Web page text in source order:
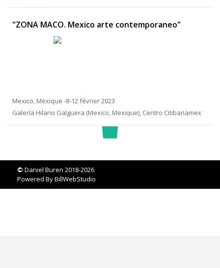
"ZONA MACO. Mexico arte contemporaneo"
Mexico, Mexique -8-12 février 2023
Galería Hilario Galguera (Mexico, Mexique), Centro Citibanamex
© Daniel Buren 2018-2026
Powered ByBillWebStudio